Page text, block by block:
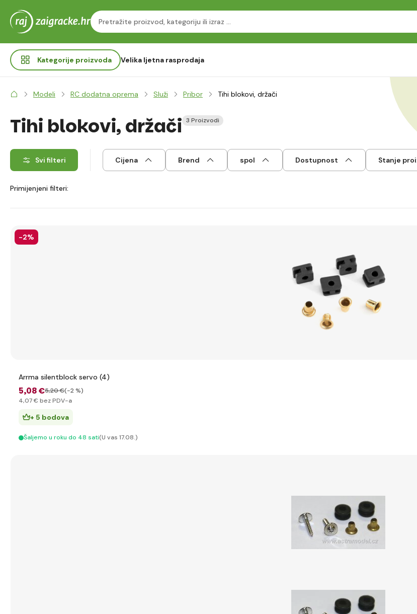
Kategorije proizvoda Velika ljetna rasprodaja
Modeli RC dodatna oprema Služi Pribor Tihi blokovi, držači
Tihi blokovi, držači 3 Proizvodi
Svi filteri Cijena Brend spol Dostupnost Stanje
Primijenjeni filteri:
-2%
Arrma silentblock servo (4)
5,08 €5,20 €(-2 %)
4,07 € bez PDV-a
+ 5 bodova
Šaljemo u roku do 48 sati(U vas 17.08.)